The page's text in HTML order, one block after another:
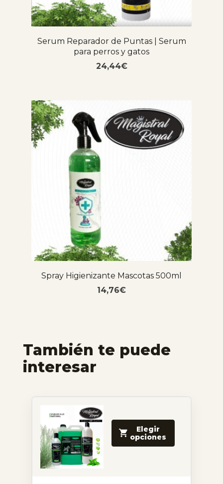
Serum Reparador de Puntas | Serum
para perros y gatos
24,44€
Spray Higienizante Mascotas 500ml
14,76€
También te puede
interesar
Elegir
opciones